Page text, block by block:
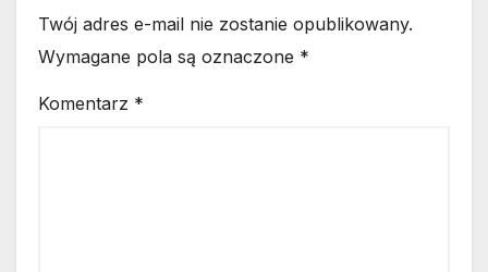
Twój adres e-mail nie zostanie opublikowany.
Wymagane pola są oznaczone *
Komentarz *